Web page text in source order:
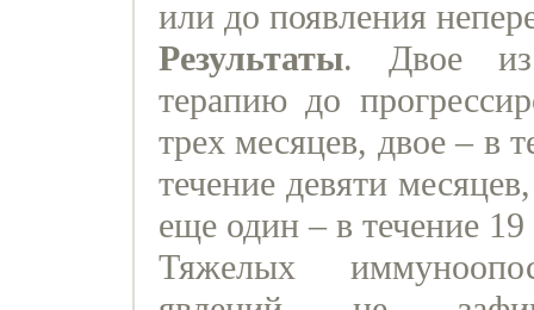
или до появления
Результаты. Двое из
терапию до
трех месяцев, двое – в
течение девяти
еще один – в течение
Тяжелых